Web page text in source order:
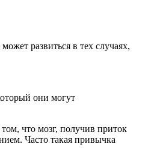
развиться в тех случаях,
они могут
что мозг, получив приток
Часто такая привычка